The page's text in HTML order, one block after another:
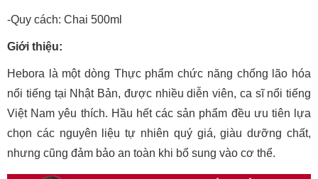
-Quy cách: Chai 500ml
Giới thiệu:
Hebora là một dòng Thực phẩm chức năng chống lão hóa
nổi tiếng tại Nhật Bản, được nhiều diễn viên, ca sĩ nổi tiếng
Việt Nam yêu thích. Hầu hết các sản phẩm đều ưu tiên lựa
chọn các nguyên liệu tự nhiên quý giá, giàu dưỡng chất,
nhưng cũng đảm bảo an toàn khi bổ sung vào cơ thể.